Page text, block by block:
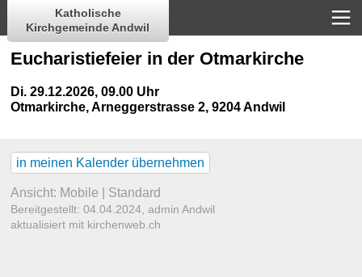
Katholische
Kirchgemeinde Andwil
Eucharistiefeier in der Otmarkirche
Di. 29.12.2026, 09.00 Uhr
Otmarkirche,Arneggerstrasse 2, 9204 Andwil
in meinen Kalender übernehmen
Ansicht: Mobile Standard
Bereitgestellt: 04.04.2024,admin Andwil
aktualisiert mit kirchenweb.ch